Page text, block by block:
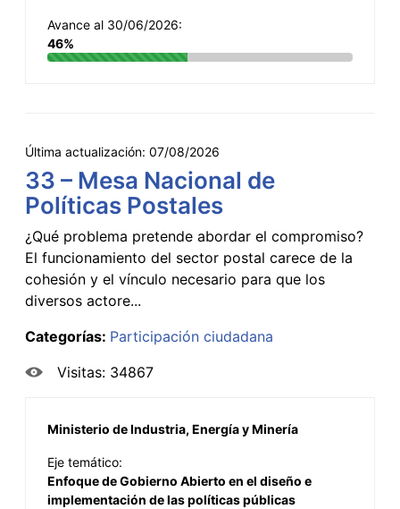
Avance al 30/06/2026:
46%
Última actualización: 07/08/2026
33 – Mesa Nacional de
Políticas Postales
¿Qué problema pretende abordar el compromiso?
El funcionamiento del sector postal carece de la
cohesión y el vínculo necesario para que los
diversos actore...
Categorías: Participación ciudadana
Visitas: 34867
Ministerio de Industria, Energía y Minería
Eje temático:
Enfoque de Gobierno Abierto en el diseño e
implementación de las políticas públicas